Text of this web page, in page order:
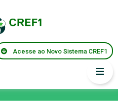
Acesse ao Novo Sistema CREF1